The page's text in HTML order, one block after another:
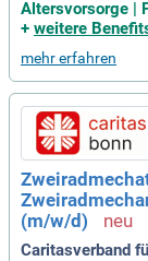
em sozialen
dern wir aktiv
rn und E-Bikes.
9 Std./Woche)
t eine
Systemen.
risteten Vertrag
auf christlichen
Altersvorsorge |
+ weitere
mehr erfahren
(m/w/d)
Caritasverband